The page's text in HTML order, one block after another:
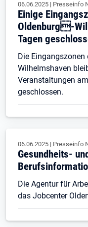
06.06.2025 | Presseinfo
Einige
Oldenburg-
Tagen
Die
Wilhelmshaven
Veranstaltungen
geschlossen.
06.06.2025 | Presseinfo
Gesundheits-
Die Agentur für
das Jobcenter